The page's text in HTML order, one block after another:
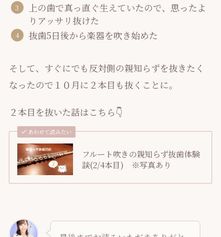
上の歯で真っ直ぐ生えていたので、思ったよ
りアッサリ抜けた
抜歯5日後から楽器を吹き始めた
そして、すぐにでも反対側の親知らずを抜きたく
なったので１０月に２本目も抜くことに。
２本目を抜いた話はこちら👇
あわせて読みたい
フルート吹きの親知らず抜歯体験
談(2/4本目) ※写真あり